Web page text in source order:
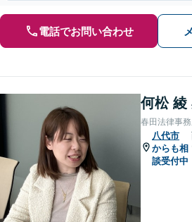
電話でお問い合わせ
何松 綾
春田法律事
八代市
からも相
談受付中